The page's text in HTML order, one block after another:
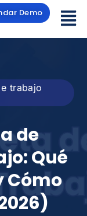
Demo
trabajo
de
Qué
Cómo